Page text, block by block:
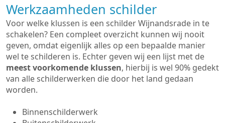
Werkzaamheden schilder
Voor welke klussen is een schilder Wijnandsrade in te
schakelen? Een compleet overzicht kunnen wij nooit
geven, omdat eigenlijk alles op een bepaalde manier
wel te schilderen is. Echter geven wij een lijst met de
meest voorkomende klussen, hierbij is wel 90% gedekt
van alle schilderwerken die door het land gedaan
worden.
Binnenschilderwerk